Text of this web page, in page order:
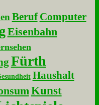
Beruf Computer
Eisenbahn
Fürth
Haushalt
Kunst